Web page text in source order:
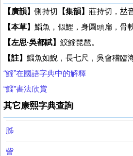
【廣韻】側持切 【集韻】 莊持切，𠀤
【本草】 鯔魚，似鯉，身圓頭扁，骨
【左思·吳都賦】 鮫鯔琵琶。
【註】 鯔魚如鯢，長七尺，吳會稽臨
“鯔”在國語字典中的解釋
“鯔”書法欣賞
其它康熙字典查詢
胏
訾